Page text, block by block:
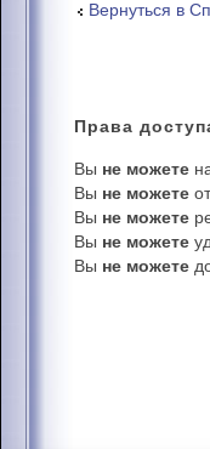
Вернуться в
Права
Вы не можете
Вы не можете
Вы не можете
Вы не можете
Вы не можете